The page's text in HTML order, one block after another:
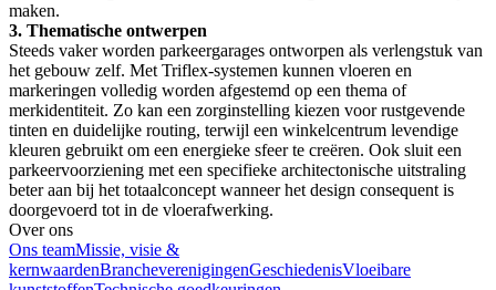
maken.
3. Thematische ontwerpen
Steeds vaker worden parkeergarages ontworpen als verlengstuk van
het gebouw zelf. Met Triflex-systemen kunnen vloeren en
markeringen volledig worden afgestemd op een thema of
merkidentiteit. Zo kan een zorginstelling kiezen voor rustgevende
tinten en duidelijke routing, terwijl een winkelcentrum levendige
kleuren gebruikt om een energieke sfeer te creëren. Ook sluit een
parkeervoorziening met een specifieke architectonische uitstraling
beter aan bij het totaalconcept wanneer het design consequent is
doorgevoerd tot in de vloerafwerking.
Over ons
Ons teamMissie, visie &
kernwaardenBrancheverenigingenGeschiedenisVloeibare